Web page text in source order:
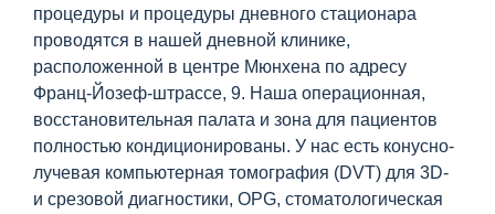
процедуры и процедуры дневного стационара
проводятся в нашей дневной клинике,
расположенной в центре Мюнхена по адресу
Франц-Йозеф-штрассе, 9. Наша операционная,
восстановительная палата и зона для пациентов
полностью кондиционированы. У нас есть конусно-
лучевая компьютерная томография (DVT) для 3D-
и срезовой диагностики, OPG, стоматологическая